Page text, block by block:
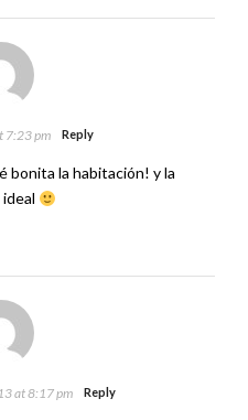
7:23 pm Reply
bonita la habitación! y la
at 8:17 pm Reply